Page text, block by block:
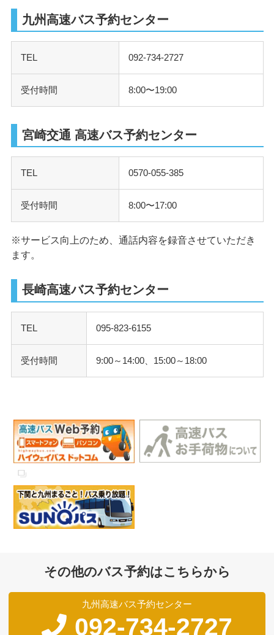
九州高速バス予約センター
TEL 092-734-2727
受付時間 8:00〜19:00
宮崎交通 高速バス予約センター
TEL 0570-055-385
受付時間 8:00〜17:00
※サービス向上のため、通話内容を録音させていただき
ます。
長崎高速バス予約センター
TEL 095-823-6155
受付時間 9:00～14:00、15:00～18:00
その他のバス予約はこちらから
九州高速バス予約センター
092-734-2727